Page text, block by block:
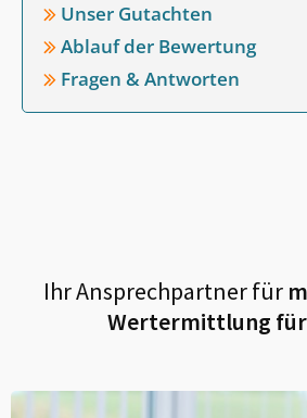
Unser Gutachten
Ablauf der Bewertung
Fragen & Antworten
Ihr Ansprechpartner für
Wertermittlung für